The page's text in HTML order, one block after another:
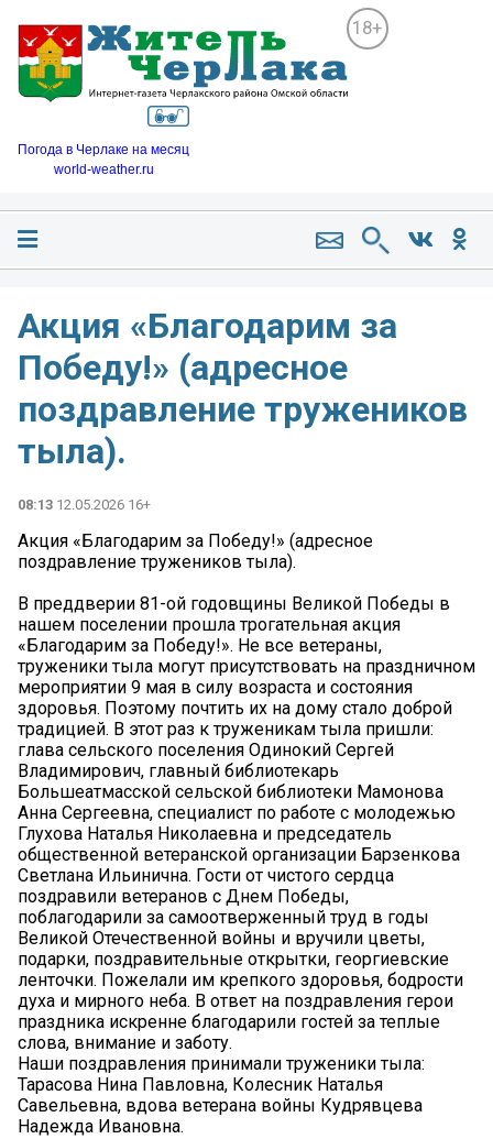
18+
Погода в Черлаке на месяц
world-weather.ru
Акция «Благодарим за
Победу!» (адресное
поздравление тружеников
тыла).
08:13 12.05.2026 16+
Акция «Благодарим за Победу!» (адресное
поздравление тружеников тыла).
В преддверии 81-ой годовщины Великой Победы в
нашем поселении прошла трогательная акция
«Благодарим за Победу!». Не все ветераны,
труженики тыла могут присутствовать на праздничном
мероприятии 9 мая в силу возраста и состояния
здоровья. Поэтому почтить их на дому стало доброй
традицией. В этот раз к труженикам тыла пришли:
глава сельского поселения Одинокий Сергей
Владимирович, главный библиотекарь
Большеатмасской сельской библиотеки Мамонова
Анна Сергеевна, специалист по работе с молодежью
Глухова Наталья Николаевна и председатель
общественной ветеранской организации Барзенкова
Светлана Ильинична. Гости от чистого сердца
поздравили ветеранов с Днем Победы,
поблагодарили за самоотверженный труд в годы
Великой Отечественной войны и вручили цветы,
подарки, поздравительные открытки, георгиевские
ленточки. Пожелали им крепкого здоровья, бодрости
духа и мирного неба. В ответ на поздравления герои
праздника искренне благодарили гостей за теплые
слова, внимание и заботу.
Наши поздравления принимали труженики тыла:
Тарасова Нина Павловна, Колесник Наталья
Савельевна, вдова ветерана войны Кудрявцева
Надежда Ивановна.